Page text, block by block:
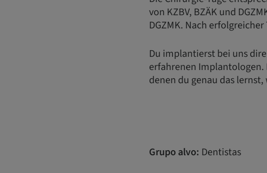
von KZBV, BZÄK und
DGZMK. Nach
Du implantierst bei uns
erfahrenen Implantologen.
denen du genau das
Grupo alvo: Dentistas